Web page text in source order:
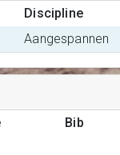
Discipline
Aangespannen
Bib